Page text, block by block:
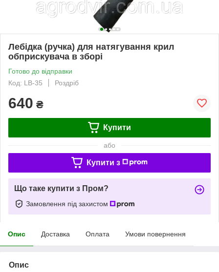
Лебідка (ручка) для натягування крил
обприскувача в зборі
Готово до відправки
Код: LB-35
Роздріб
640 ₴
Купити
або
Купити з
Що таке купити з Пром?
Замовлення під захистом
Опис Доставка Оплата Умови повернення
Опис